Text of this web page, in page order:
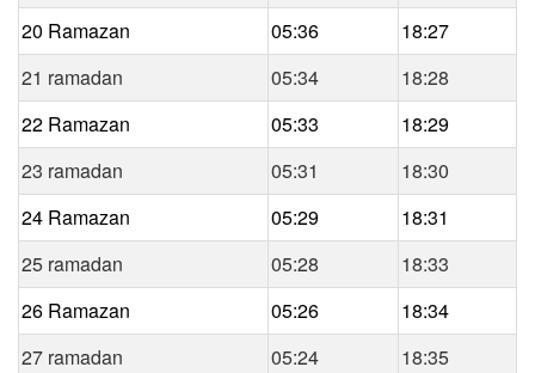
20 Ramazan
05:36
18:27
21 ramadan
05:34
18:28
22 Ramazan
05:33
18:29
23 ramadan
05:31
18:30
24 Ramazan
05:29
18:31
25 ramadan
05:28
18:33
26 Ramazan
05:26
18:34
27 ramadan
05:24
18:35